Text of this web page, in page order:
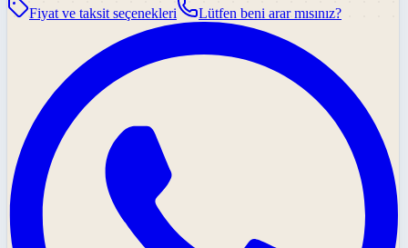
Fiyat ve taksit seçenekleri
Lütfen beni arar mısınız?